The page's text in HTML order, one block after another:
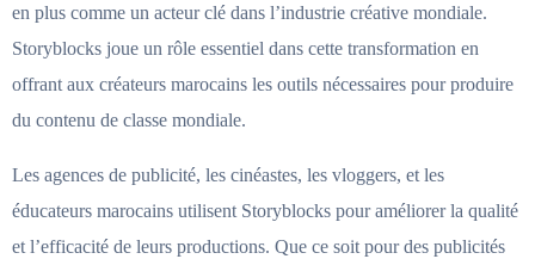
en plus comme un acteur clé dans l’industrie créative mondiale.
Storyblocks joue un rôle essentiel dans cette transformation en
offrant aux créateurs marocains les outils nécessaires pour produire
du contenu de classe mondiale.
Les agences de publicité, les cinéastes, les vloggers, et les
éducateurs marocains utilisent Storyblocks pour améliorer la qualité
et l’efficacité de leurs productions. Que ce soit pour des publicités